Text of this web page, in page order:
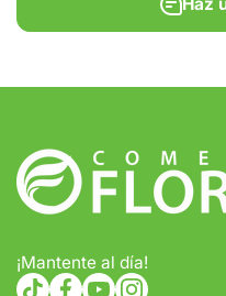
Tiempo de entrega
Gratis en compras
¡Mantente al día!
tiktokcom/
facebookcom/
youtubecom/